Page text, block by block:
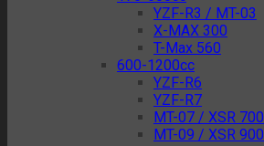
YZF-R3 / MT-03
X-MAX 300
T-Max 560
600-1200cc
YZF-R6
YZF-R7
MT-07 / XSR 700
MT-09 / XSR 900